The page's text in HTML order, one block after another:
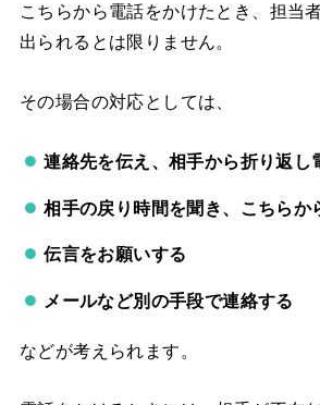
こちらから電話をかけたとき、担当
出られるとは限りません。
その場合の対応としては、
連絡先を伝え、相手から折り返し
相手の戻り時間を聞き、こちらか
伝言をお願いする
メールなど別の手段で連絡する
などが考えられます。